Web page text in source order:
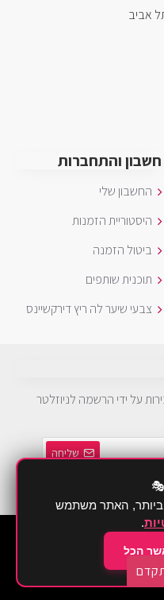
חשבון והתחברות
החשבון שלי
היסטוריית הזמנות
ביטול הזמנה
תוכנית שותפים
צבעי שיער לה ריץ דירקשיינס
על ידי הרשמה לניוזלטר
שליחה
🎭
ביותר, האתר משתמש
.
הכל